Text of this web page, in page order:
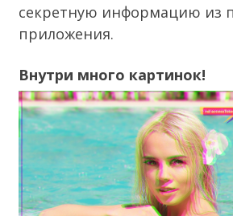
секретную информацию из
приложения.
Внутри много картинок!